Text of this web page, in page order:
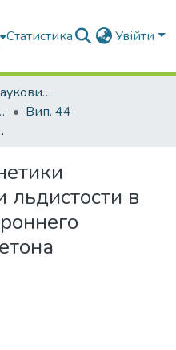
Статистика Увійти
Вибрані статті з наукових збірників КНУБА
планування
Вип. 44
замораживания бетона
в